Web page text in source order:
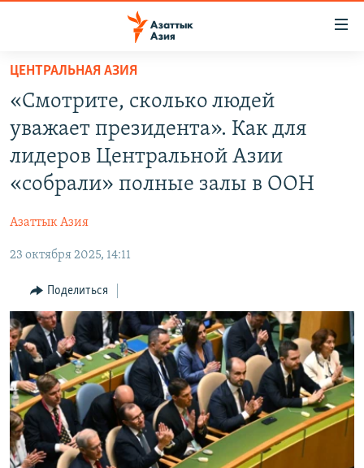
Вернуться
основному
содержанию
Вернутся
главной
Вернутся
КАЗАХСТАН
УЗБЕКИСТАН
НОВОСТИ
ВОЙНА В УКРАИНЕ
НА ДРУГИХ ЯЗЫКАХ
ЎЗБЕКЧА
ТОҶИКӢ
TÜRKMENÇE
ПОДПИШИТЕСЬ НА НАС В СОЦСЕТЯХ
Все сайты РСЕ/РС
ЦЕНТРАЛЬНАЯ АЗИЯ
«Смотрите, сколько людей
уважает президента». Как для
лидеров Центральной Азии
«собрали» полные залы в ООН
Азаттык Азия
23 октября 2025, 14:11
Поделиться